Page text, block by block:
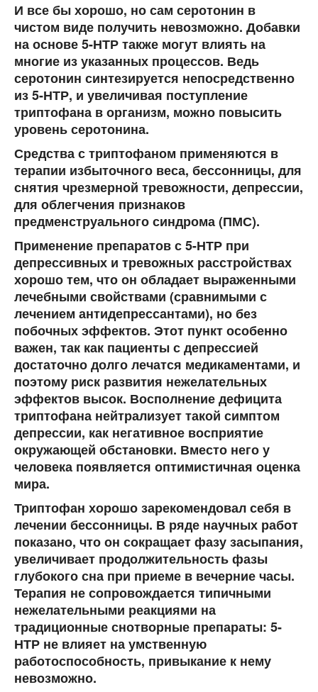
И все бы хорошо, но сам серотонин в
чистом виде получить невозможно. Добавки
на основе 5-НТР также могут влиять на
многие из указанных процессов. Ведь
серотонин синтезируется непосредственно
из 5-НТР, и увеличивая поступление
триптофана в организм, можно повысить
уровень серотонина.
Средства с триптофаном применяются в
терапии избыточного веса, бессонницы, для
снятия чрезмерной тревожности, депрессии,
для облегчения признаков
предменструального синдрома (ПМС).
Применение препаратов с 5-НТР при
депрессивных и тревожных расстройствах
хорошо тем, что он обладает выраженными
лечебными свойствами (сравнимыми с
лечением антидепрессантами), но без
побочных эффектов. Этот пункт особенно
важен, так как пациенты с депрессией
достаточно долго лечатся медикаментами, и
поэтому риск развития нежелательных
эффектов высок. Восполнение дефицита
триптофана нейтрализует такой симптом
депрессии, как негативное восприятие
окружающей обстановки. Вместо него у
человека появляется оптимистичная оценка
мира.
Триптофан хорошо зарекомендовал себя в
лечении бессонницы. В ряде научных работ
показано, что он сокращает фазу засыпания,
увеличивает продолжительность фазы
глубокого сна при приеме в вечерние часы.
Терапия не сопровождается типичными
нежелательными реакциями на
традиционные снотворные препараты: 5-
НТР не влияет на умственную
работоспособность, привыкание к нему
невозможно.